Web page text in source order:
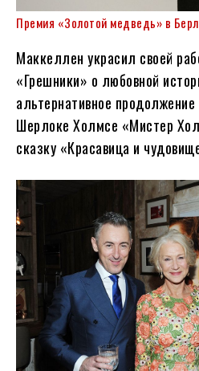
Премия «Золотой медведь» в
Маккеллен украсил своей
«Грешники» о любовной
альтернативное
Шерлоке Холмсе «Мистер
сказку «Красавица и